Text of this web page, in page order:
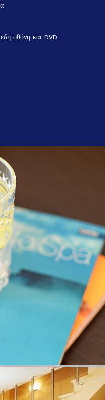
οθόνη και DVD